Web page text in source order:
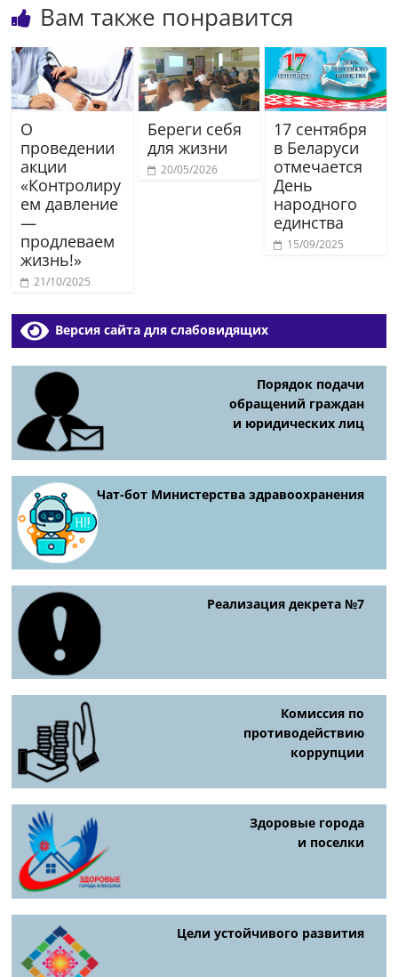
Вам также понравится
О
проведении
акции
«Контролиру
ем давление
—
продлеваем
жизнь!»
21/10/2025
Береги себя
для жизни
20/05/2026
17 сентября
в Беларуси
отмечается
День
народного
единства
15/09/2025
Версия сайта для слабовидящих
Порядок подачи
обращений граждан
и юридических лиц
Чат-бот Министерства здравоохранения
Реализация декрета №7
Комиссия по
противодействию
коррупции
Здоровые города
и поселки
Цели устойчивого развития